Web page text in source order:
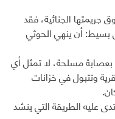
جريمتها الجنائية، فقد
بسيط: أن ينهي الحوثي
مسلحة، لا تمثل أي
وتتبول في خزانات
عليه الطريقة التي ينشد